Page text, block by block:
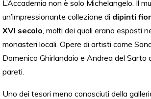
L’Accademia non è solo Michelangelo. Il
un’impressionante collezione di dipinti
XVI secolo , molti dei quali erano esposti
monasteri locali. Opere di artisti come
Domenico Ghirlandaio e Andrea del Sarto
pareti.
Uno dei tesori meno conosciuti della